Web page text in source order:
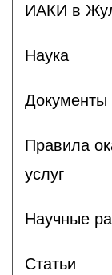
ИАКИ в
Наука
Документы
Правила
услуг
Научные
Статьи